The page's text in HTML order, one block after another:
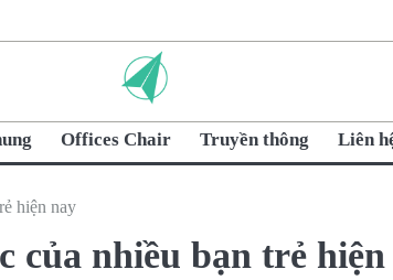
Offices Chair Truyền thông Liên
hiện nay
của nhiều bạn trẻ hiện